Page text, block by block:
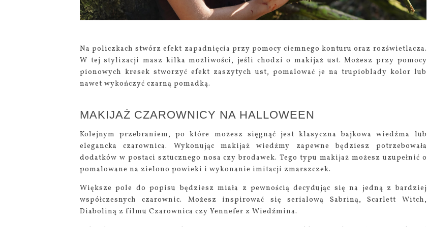
Na policzkach stwórz efekt zapadnięcia przy pomocy ciemnego konturu oraz rozświetlacza.
W tej stylizacji masz kilka możliwości, jeśli chodzi o makijaż ust. Możesz przy pomocy
pionowych kresek stworzyć efekt zaszytych ust, pomalować je na trupioblady kolor lub
nawet wykończyć czarną pomadką.
MAKIJAŻ CZAROWNICY NA HALLOWEEN
Kolejnym przebraniem, po które możesz sięgnąć jest klasyczna bajkowa wiedźma lub
elegancka czarownica. Wykonując makijaż wiedźmy zapewne będziesz potrzebowała
dodatków w postaci sztucznego nosa czy brodawek. Tego typu makijaż możesz uzupełnić o
pomalowane na zielono powieki i wykonanie imitacji zmarszczek.
Większe pole do popisu będziesz miała z pewnością decydując się na jedną z bardziej
współczesnych czarownic. Możesz inspirować się serialową Sabriną, Scarlett Witch,
Diaboliną z filmu Czarownica czy Yennefer z Wiedźmina.